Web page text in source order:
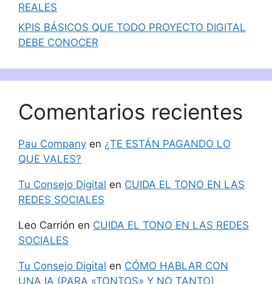
REALES
KPIS BÁSICOS QUE TODO PROYECTO DIGITAL
DEBE CONOCER
Comentarios recientes
Pau Company en ¿TE ESTÁN PAGANDO LO
QUE VALES?
Tu Consejo Digital en CUIDA EL TONO EN LAS
REDES SOCIALES
Leo Carrión en CUIDA EL TONO EN LAS REDES
SOCIALES
Tu Consejo Digital en CÓMO HABLAR CON
UNA IA (PARA «TONTOS» Y NO TANTO)